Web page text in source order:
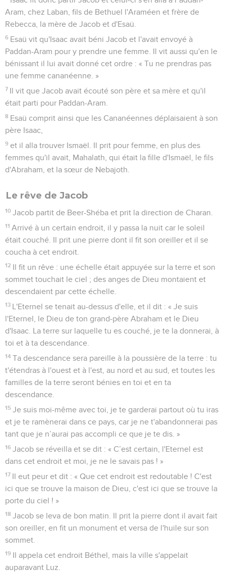
Aram, chez Laban, fils de Bethuel l'Araméen et frère de
Rebecca, la mère de Jacob et d'Esaü.
6 Esaü vit qu'Isaac avait béni Jacob et l'avait envoyé à
Paddan-Aram pour y prendre une femme. Il vit aussi qu'en le
bénissant il lui avait donné cet ordre : « Tu ne prendras pas
une femme cananéenne. »
7 Il vit que Jacob avait écouté son père et sa mère et qu'il
était parti pour Paddan-Aram.
8 Esaü comprit ainsi que les Cananéennes déplaisaient à son
père Isaac,
9 et il alla trouver Ismaël. Il prit pour femme, en plus des
femmes qu'il avait, Mahalath, qui était la fille d'Ismaël, le fils
d'Abraham, et la sœur de Nebajoth.
Le rêve de Jacob
10 Jacob partit de Beer-Shéba et prit la direction de Charan.
11 Arrivé à un certain endroit, il y passa la nuit car le soleil
était couché. Il prit une pierre dont il fit son oreiller et il se
coucha à cet endroit.
12 Il fit un rêve : une échelle était appuyée sur la terre et son
sommet touchait le ciel ; des anges de Dieu montaient et
descendaient par cette échelle.
13 L'Eternel se tenait au-dessus d'elle, et il dit : « Je suis
l'Eternel, le Dieu de ton grand-père Abraham et le Dieu
d'Isaac. La terre sur laquelle tu es couché, je te la donnerai, à
toi et à ta descendance.
14 Ta descendance sera pareille à la poussière de la terre : tu
t'étendras à l'ouest et à l'est, au nord et au sud, et toutes les
familles de la terre seront bénies en toi et en ta
descendance.
15 Je suis moi-même avec toi, je te garderai partout où tu iras
et je te ramènerai dans ce pays, car je ne t'abandonnerai pas
tant que je n’aurai pas accompli ce que je te dis. »
16 Jacob se réveilla et se dit : « C’est certain, l'Eternel est
dans cet endroit et moi, je ne le savais pas ! »
17 Il eut peur et dit : « Que cet endroit est redoutable ! C'est
ici que se trouve la maison de Dieu, c'est ici que se trouve la
porte du ciel ! »
18 Jacob se leva de bon matin. Il prit la pierre dont il avait fait
son oreiller, en fit un monument et versa de l'huile sur son
sommet.
19 Il appela cet endroit Béthel, mais la ville s'appelait
auparavant Luz.